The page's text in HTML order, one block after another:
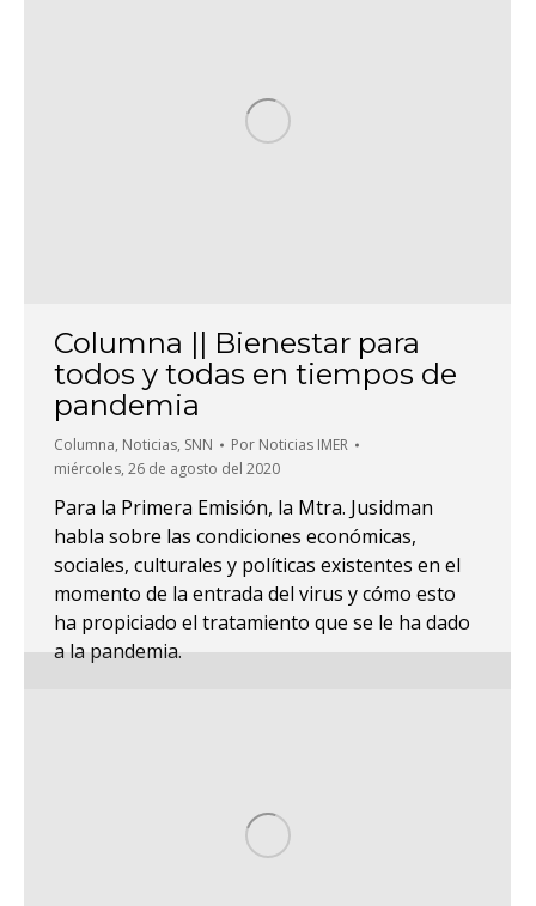
Columna || Bienestar para
todos y todas en tiempos de
pandemia
Columna, Noticias, SNN Por Noticias IMER
miércoles, 26 de agosto del 2020
Para la Primera Emisión, la Mtra. Jusidman
habla sobre las condiciones económicas,
sociales, culturales y políticas existentes en el
momento de la entrada del virus y cómo esto
ha propiciado el tratamiento que se le ha dado
a la pandemia.